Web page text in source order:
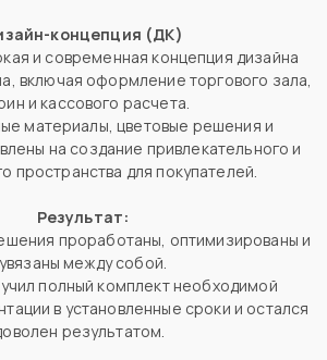
концепция (ДК)
и современная концепция дизайна
включая оформление торгового зала,
и кассового расчета.
материалы, цветовые решения и
на создание привлекательного и
пространства для покупателей.
Результат:
проработаны, оптимизированы и
увязаны между собой.
полный комплект необходимой
в установленные сроки и остался
результатом.